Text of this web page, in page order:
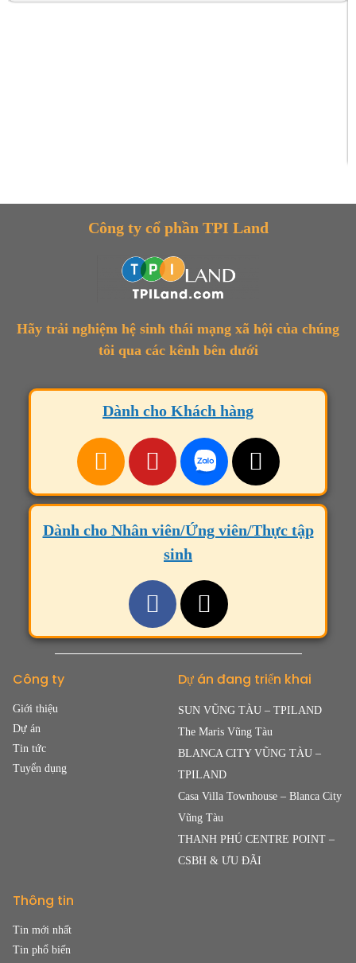
Công ty cổ phần TPI Land
Hãy trải nghiệm hệ sinh thái mạng xã hội của chúng
tôi qua các kênh bên dưới
Dành cho Khách hàng
Dành cho Nhân viên/Ứng viên/Thực tập
sinh
Công ty
Giới thiệu
Dự án
Tin tức
Tuyển dụng
Dự án đang triển khai
SUN VŨNG TÀU – TPILAND
The Maris Vũng Tàu
BLANCA CITY VŨNG TÀU –
TPILAND
Casa Villa Townhouse – Blanca City
Vũng Tàu
THANH PHÚ CENTRE POINT –
CSBH & ƯU ĐÃI
Thông tin
Tin mới nhất
Tin phổ biến